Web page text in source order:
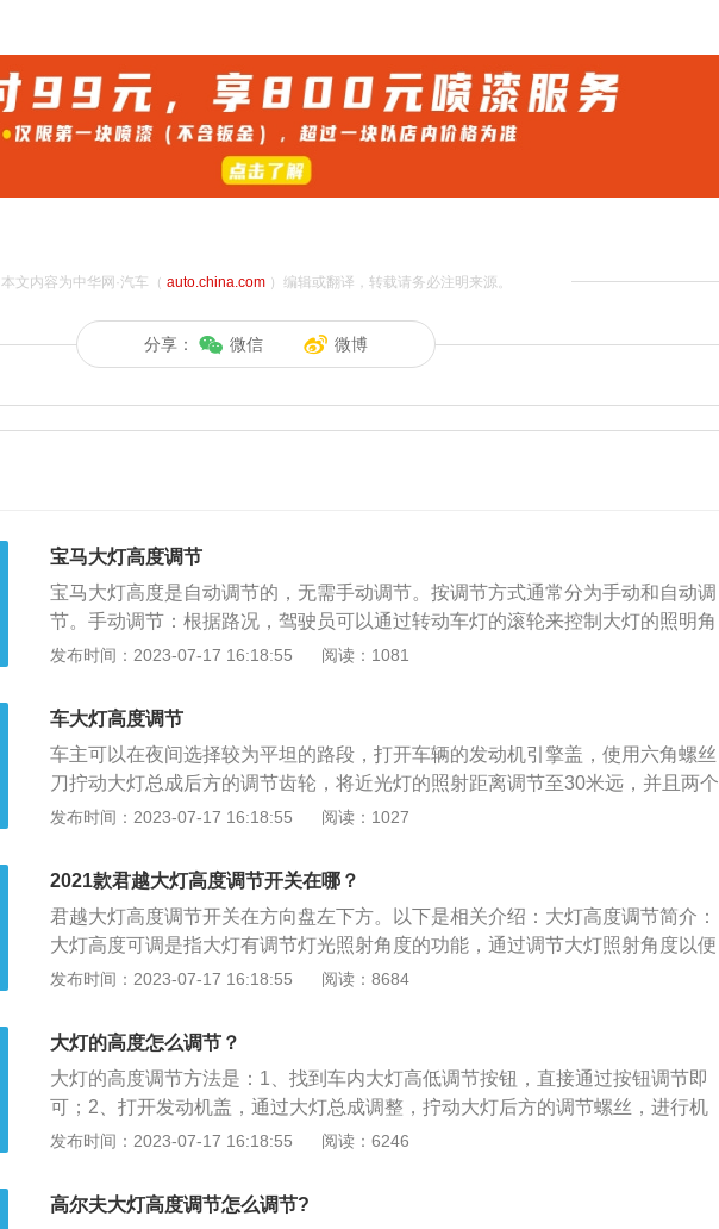
本文内容为中华网·汽车（ auto.china.com）编辑或翻译，转载请务必注明来源。
分享： 微信 微博
宝马大灯高度调节
宝马大灯高度是自动调节的，无需手动调节。按调节方式通常分为手动和自动调
节。手动调节：根据路况，驾驶员可以通过转动车灯的滚轮来控制大灯的照明角
度，例如上坡时调节到低角度照明，下坡时调节到高角度照明。自动调节：具有
序自动调节照明角度。少数车型没有大灯高度可调功能，所以没有大灯高度调节
节可打开机器盖子，车灯后面有一个内六棱的塑料孔，往里看有十字花。可用十
字形的螺丝刀或六方板子，顺时针旋转大灯可往低调节，逆时针是往高调节。以
宝马5系新能源2022款改款二535Le豪华套装为例，其车身尺寸：长为5106毫
系新能源2022款改款二535Le豪华套装的前悬架采用了双叉臂式独立悬架，后悬
架采用了多连杆式独立悬架，搭载了2.0T涡轮增压发动机，最大马力是184匹，
最大功率是135千瓦，与其匹配的是8挡手自一体变速箱。（以上数据来源有驾官
发布时间：2023-07-17 16:18:55 阅读：1081
车大灯高度调节
车主可以在夜间选择较为平坦的路段，打开车辆的发动机引擎盖，使用六角螺丝
刀拧动大灯总成后方的调节齿轮，将近光灯的照射距离调节至30米远，并且两个
近光灯的照射点能够重合，将车辆远光灯照射的光束调整到与地面平行，此时车
车内有驾驶员，副驾驶乘坐一名乘客，车主可以将这个开光调节至“0”位置。如果
车内坐满乘客，没有携带行李，车主可以将开关调节至“1”位置。如果车内坐满乘
客，并且行离的重量均匀分布，车主可以将开关调节至“2”位置。车大灯高度调节
是为了通过调节大灯高度获得最佳的照射距离，一般利用电动机通过电动方式调
节大灯的高度，从而获得最佳的照射距离，避免行驶中发生危险。大灯高度调节
数字越高，大灯高度就越往上。当然哪个挡位最合适，也要根据实际情况来进行
选择。汽车灯光的种类及作用有：1、刹车灯：对车后的人或车起到警示；2、转
向灯：提示前后左右的车辆和行人注意；3、牌照灯：用于夜间照亮汽车牌照；
在雾中的穿透力强，容易让车辆和行人及早注意到；7、行车灯：引起其他交通
发布时间：2023-07-17 16:18:55 阅读：1027
2021款君越大灯高度调节开关在哪？
君越大灯高度调节开关在方向盘左下方。以下是相关介绍：大灯高度调节简介：
大灯高度可调是指大灯有调节灯光照射角度的功能，通过调节大灯照射角度以便
获得最佳的照射范围，从而提高道路行驶的安全性。大灯高度调节可以分为手动
清前方路面的具体情况，空间范围的具体情况，适用在高低起伏不一的路面，主
要注重于上破面和下破面。
发布时间：2023-07-17 16:18:55 阅读：8684
大灯的高度怎么调节？
大灯的高度调节方法是：1、找到车内大灯高低调节按钮，直接通过按钮调节即
可；2、打开发动机盖，通过大灯总成调整，拧动大灯后方的调节螺丝，进行机
械调整即可。大灯的作用是：1、准确照亮前方道路；2、提高夜间行驶的安全
驶开启近光灯；2、同方向行驶的后车与前车近距离行驶时，不得使用远光灯；
3、夜间通过急弯、坡路、拱桥、人行横道或者没有交通信号灯控制的路口时，
发布时间：2023-07-17 16:18:55 阅读：6246
高尔夫大灯高度调节怎么调节?